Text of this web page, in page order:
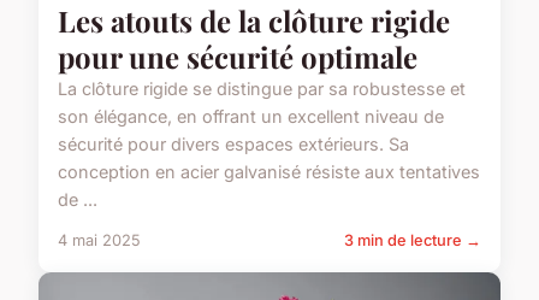
Les atouts de la clôture rigide
pour une sécurité optimale
La clôture rigide se distingue par sa robustesse et
son élégance, en offrant un excellent niveau de
sécurité pour divers espaces extérieurs. Sa
conception en acier galvanisé résiste aux tentatives
de ...
4 mai 2025 3 min de lecture →